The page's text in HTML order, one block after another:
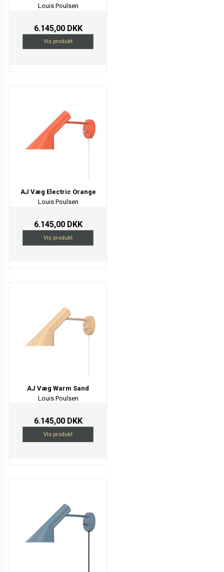
Louis Poulsen
6.145,00 DKK
Vis produkt
AJ Væg Electric Orange
Louis Poulsen
6.145,00 DKK
Vis produkt
AJ Væg Warm Sand
Louis Poulsen
6.145,00 DKK
Vis produkt